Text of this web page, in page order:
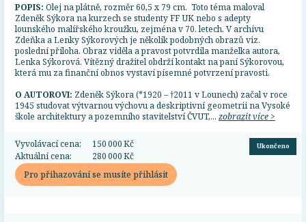
POPIS: Olej na plátně, rozměr 60,5 x 79 cm. Toto téma maloval
Zdeněk Sýkora na kurzech se studenty FF UK nebo s adepty
lounského malířského kroužku, zejména v 70. letech. V archivu
Zdeňka a Lenky Sýkorových je několik podobných obrazů viz.
poslední příloha. Obraz viděla a pravost potvrdila manželka autora,
Lenka Sýkorová. Vítězný dražitel obdrží kontakt na paní Sýkorovou,
která mu za finanční obnos vystaví písemné potvrzení pravosti.
O AUTOROVI: Zdeněk Sýkora (*1920 – †2011 v Lounech) začal v roce
1945 studovat výtvarnou výchovu a deskriptivní geometrii na Vysoké
škole architektury a pozemního stavitelství ČVUT,... zobrazit více >
Vyvolávací cena:
150 000 Kč
Aktuální cena:
280 000 Kč
Ukončeno
Pro přihazování se musíte přihlásit